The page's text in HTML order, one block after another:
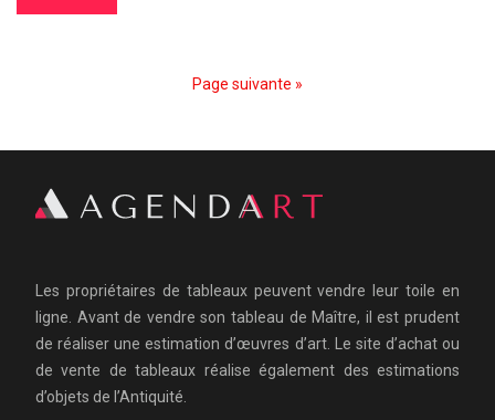
Page suivante »
Les propriétaires de tableaux peuvent vendre leur toile en
ligne. Avant de vendre son tableau de Maître, il est prudent
de réaliser une estimation d’œuvres d’art. Le site d’achat ou
de vente de tableaux réalise également des estimations
d’objets de l’Antiquité.